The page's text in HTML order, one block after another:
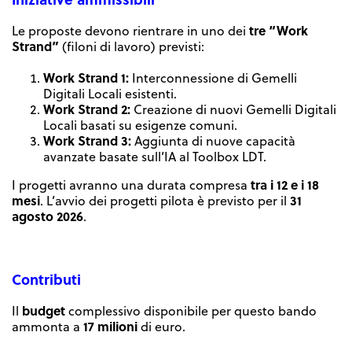
Le proposte devono rientrare in uno dei tre “Work
Strand” (filoni di lavoro) previsti:
Work Strand 1: Interconnessione di Gemelli
Digitali Locali esistenti.
Work Strand 2: Creazione di nuovi Gemelli Digitali
Locali basati su esigenze comuni.
Work Strand 3:Aggiunta di nuove capacità
avanzate basate sull’IA al Toolbox LDT.
I progetti avranno una durata compresa tra i 12 e i 18
mesi. L’avvio dei progetti pilota è previsto per il 31
agosto 2026.
Contributi
Il budgetcomplessivo disponibile per questo bando
ammonta a 17 milionidi euro.